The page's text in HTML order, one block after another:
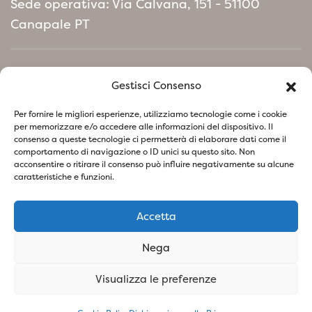
Gestisci Consenso
Per fornire le migliori esperienze, utilizziamo tecnologie come i cookie
per memorizzare e/o accedere alle informazioni del dispositivo. Il
consenso a queste tecnologie ci permetterà di elaborare dati come il
comportamento di navigazione o ID unici su questo sito. Non
acconsentire o ritirare il consenso può influire negativamente su alcune
caratteristiche e funzioni.
Accetta
Nega
Visualizza le preferenze
l’anno, sia in giardino che in vaso.
Sede operativa: Via Calvana, 151 - 51100
Canapale PT
Home
Seguici su i nostri social
STEFANO E FIGLIO S.S - P.IVA01741260473